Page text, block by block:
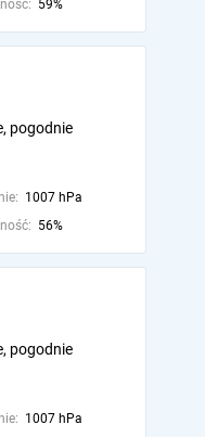
59%
pogodnie
1007 hPa
56%
pogodnie
1007 hPa